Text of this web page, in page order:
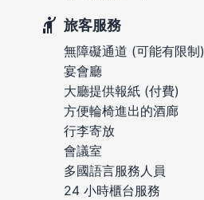
旅客服務
無障礙通道 (可能有限制)
宴會廳
大廳提供報紙 (付費)
方便輪椅進出的酒廊
行李寄放
會議室
多國語言服務人員
24 小時櫃台服務